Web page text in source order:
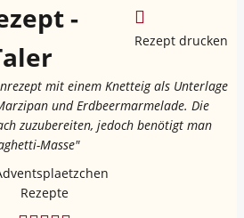
Rezept drucken
-
mit einem Knetteig als Unterlage
und Erdbeermarmelade. Die
zuzubereiten, jedoch benötigt man
Masse"